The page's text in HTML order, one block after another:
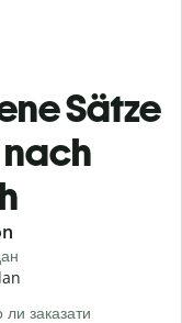
Sätze
заказати